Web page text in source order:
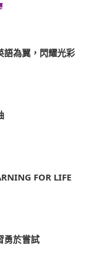
為翼，閃耀光彩
FOR LIFE
於嘗試